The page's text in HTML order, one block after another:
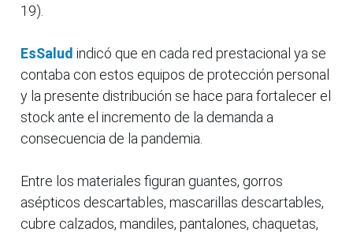
19).
EsSalud indicó que en cada red prestacional ya se
contaba con estos equipos de protección personal
y la presente distribución se hace para fortalecer el
stock ante el incremento de la demanda a
consecuencia de la pandemia.
Entre los materiales figuran guantes, gorros
asépticos descartables, mascarillas descartables,
cubre calzados, mandiles, pantalones, chaquetas,